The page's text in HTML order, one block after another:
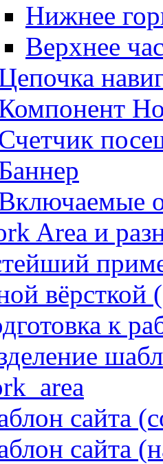
Нижнее
Верхнее
Area и
вёрсткой
к
сайта
сайта